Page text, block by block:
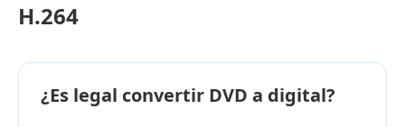
H.264
¿Es legal convertir DVD a digital?